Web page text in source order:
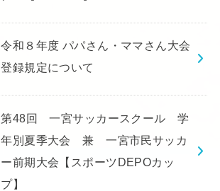
令和８年度 パパさん・ママさん大会
登録規定について
第48回 一宮サッカースクール 学
年別夏季大会 兼 一宮市民サッカ
ー前期大会【スポーツDEPOカッ
プ】